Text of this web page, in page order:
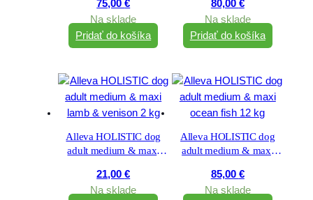
75,00€
Na sklade
Pridať do košíka
80,00 €
Na sklade
Pridať do košíka
Alleva HOLISTIC dog
adult medium & maxi
21,00€
Na sklade
Alleva HOLISTIC dog
adult medium & maxi
85,00 €
Na sklade